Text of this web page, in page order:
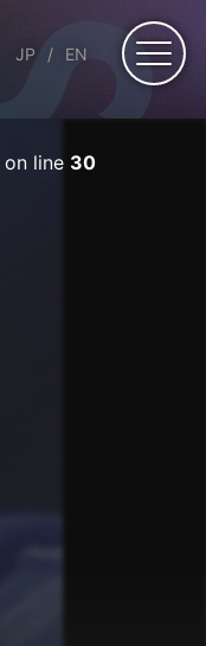
JP EN
on line 30